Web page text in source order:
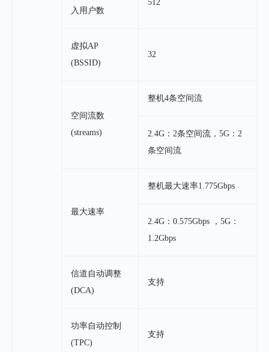
入用户数
512
虚拟AP
(BSSID)
32
空间流数
(streams)
整机4条空间流
2.4G：2条空间流，5G：2
条空间流
最大速率
整机最大速率1.775Gbps
2.4G：0.575Gbps ，5G：
1.2Gbps
信道自动调整
(DCA)
支持
功率自动控制
(TPC)
支持